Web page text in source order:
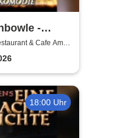
-
& Cafe Am
18:00 Uhr